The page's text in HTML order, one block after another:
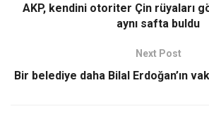
AKP, kendini otoriter Çin rüyaları
aynı safta buldu
Next Post
Bir belediye daha Bilal Erdoğan’ın